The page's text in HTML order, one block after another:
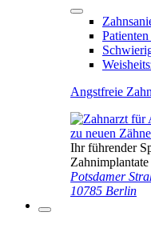
Angstfreie
Ihr führender
Zahnimplantate
Potsdamer
10785 Berlin